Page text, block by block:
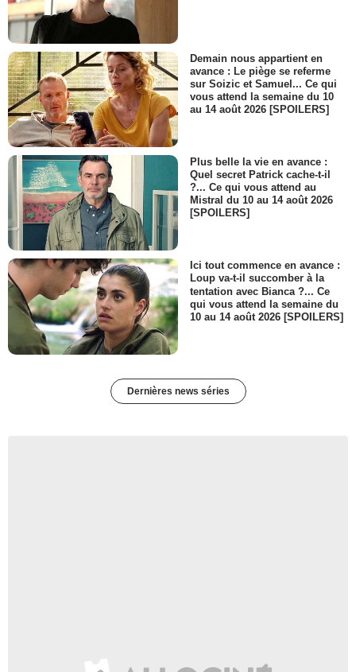
Demain nous appartient en
avance : Le piège se referme
sur Soizic et Samuel... Ce qui
vous attend la semaine du 10
au 14 août 2026 [SPOILERS]
Plus belle la vie en avance :
Quel secret Patrick cache-t-il
?... Ce qui vous attend au
Mistral du 10 au 14 août 2026
[SPOILERS]
Ici tout commence en avance :
Loup va-t-il succomber à la
tentation avec Bianca ?... Ce
qui vous attend la semaine du
10 au 14 août 2026 [SPOILERS]
Dernières news séries